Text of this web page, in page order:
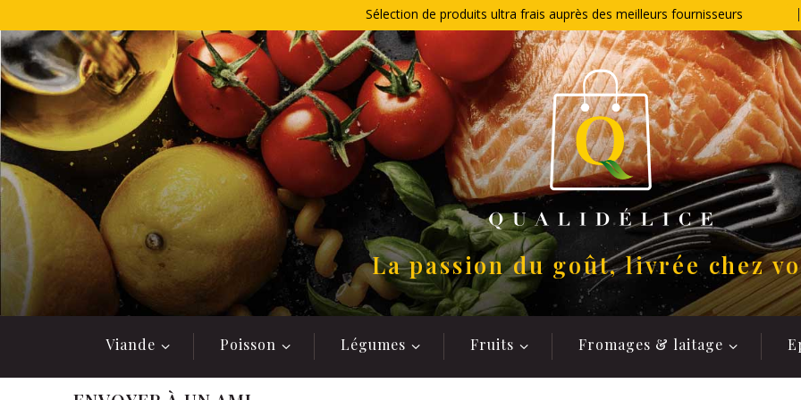
au
contenu
Sélection de produits ultra frais auprès des meilleurs fournisseurs
La passion du goût, livrée chez
Viande Poisson Légumes Fruits Fromages & laitage